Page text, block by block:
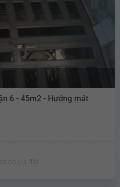
6 - 45m2 - Hướng mát
có ưu đãi